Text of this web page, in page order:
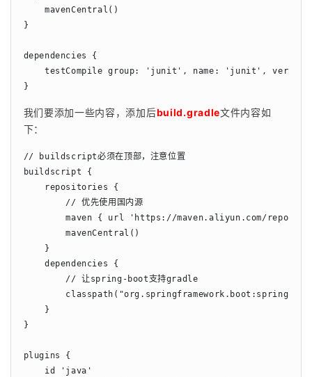
    mavenCentral()
}
dependencies {
testCompile group: 'junit', name: 'junit',
}
我们要添加一些内容，添加后build.gradle文件内容如
下：
// buildscript必须在顶部，注意位置
buildscript {
    repositories {
        // 优先使用国内源
maven { url 'https://maven.aliyun.com/
        mavenCentral()
    }
    dependencies {
        // 让spring-boot支持gradle
classpath("org.springframework.boot:spring-
    }
}
plugins {
    id 'java'